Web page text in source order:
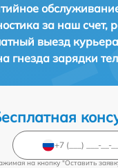
за наш счет,
выезд
гнезда зарядки
на кнопку "Оставить